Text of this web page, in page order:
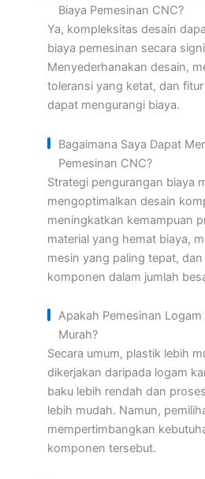
Biaya Pemesinan CNC?
Ya, kompleksitas desain
biaya pemesinan secara
Menyederhanakan desain,
toleransi yang ketat, dan
dapat mengurangi biaya.
Bagaimana Saya Dapat
Pemesinan CNC?
Strategi pengurangan biaya
mengoptimalkan desain
meningkatkan kemampuan
material yang hemat biaya,
mesin yang paling tepat,
komponen dalam jumlah
Apakah Pemesinan Logam
Murah?
Secara umum, plastik lebih
dikerjakan daripada logam
baku lebih rendah dan
lebih mudah. Namun,
mempertimbangkan
komponen tersebut.